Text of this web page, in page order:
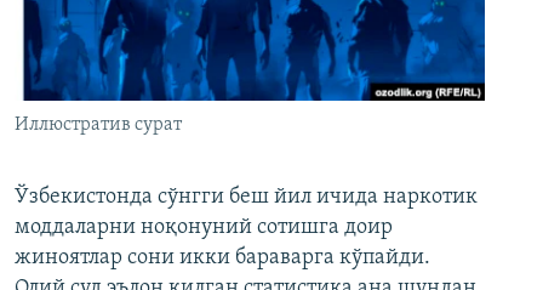
Иллюстратив сурат
Ўзбекистонда сўнгги беш йил ичида наркотик
моддаларни ноқонуний сотишга доир
жиноятлар сони икки бараварга кўпайди.